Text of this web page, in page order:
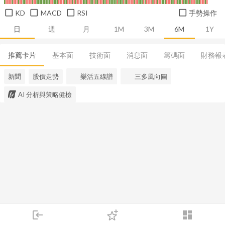
login dashboard
下單
日 週 月 1M 3M 6M 1Y
KD MACD RSI 手勢操作
推薦卡片 基本面 技術面 消息面 籌碼面 財務報
新聞 股價走勢 樂活五線譜 三多風向圖
AI 分析與策略健檢